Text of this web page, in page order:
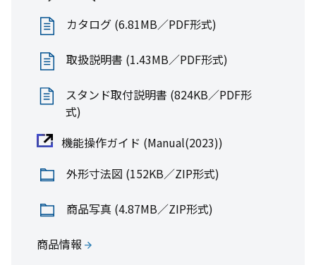
カタログ (6.81MB／PDF形式)
取扱説明書 (1.43MB／PDF形式)
スタンド取付説明書 (824KB／PDF形
式)
機能操作ガイド (Manual(2023))
外形寸法図 (152KB／ZIP形式)
商品写真 (4.87MB／ZIP形式)
商品情報